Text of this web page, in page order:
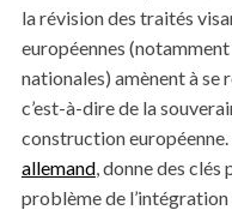
la révision des traités
européennes
nationales) amènent à se
c’est-à-dire de la
construction européenne.
allemand, donne des clés
problème de l’intégration